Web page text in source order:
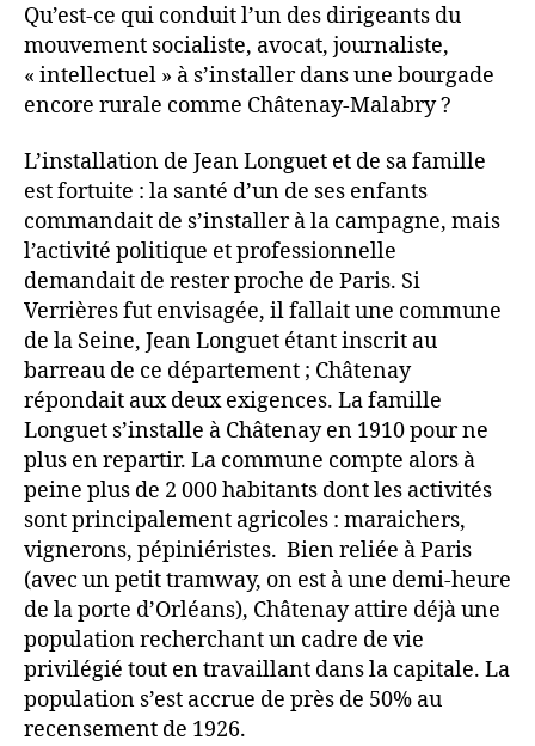
Qu’est-ce qui conduit l’un des dirigeants du
mouvement socialiste, avocat, journaliste,
« intellectuel » à s’installer dans une bourgade
encore rurale comme Châtenay-Malabry ?
L’installation de Jean Longuet et de sa famille
est fortuite : la santé d’un de ses enfants
commandait de s’installer à la campagne, mais
l’activité politique et professionnelle
demandait de rester proche de Paris. Si
Verrières fut envisagée, il fallait une commune
de la Seine, Jean Longuet étant inscrit au
barreau de ce département ; Châtenay
répondait aux deux exigences. La famille
Longuet s’installe à Châtenay en 1910 pour ne
plus en repartir. La commune compte alors à
peine plus de 2 000 habitants dont les activités
sont principalement agricoles : maraichers,
vignerons, pépiniéristes. Bien reliée à Paris
(avec un petit tramway, on est à une demi-heure
de la porte d’Orléans), Châtenay attire déjà une
population recherchant un cadre de vie
privilégié tout en travaillant dans la capitale. La
population s’est accrue de près de 50% au
recensement de 1926.